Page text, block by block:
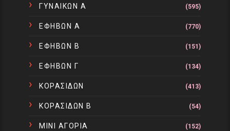
ΓΥΝΑΙΚΩΝ Α (595)
ΕΦΗΒΩΝ Α (770)
ΕΦΗΒΩΝ Β (151)
ΕΦΗΒΩΝ Γ (134)
ΚΟΡΑΣΙΔΩΝ (413)
ΚΟΡΑΣΙΔΩΝ Β (54)
ΜΙΝΙ ΑΓΟΡΙΑ (152)